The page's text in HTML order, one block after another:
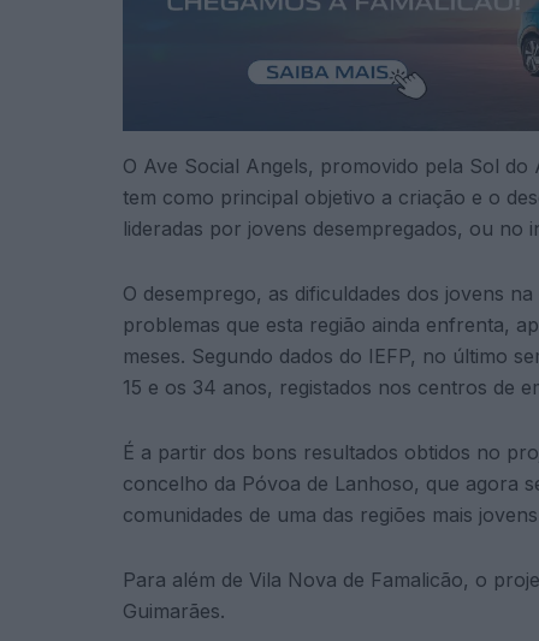
O Ave Social Angels, promovido pela Sol do
tem como principal objetivo a criação e o
lideradas por jovens desempregados, ou no
O desemprego, as dificuldades dos jovens
problemas que esta região ainda enfrenta,
meses. Segundo dados do IEFP, no último
15 e os 34 anos, registados nos centros de
É a partir dos bons resultados obtidos no
concelho da Póvoa de Lanhoso, que agora
comunidades de uma das regiões mais
Para além de Vila Nova de Famalicão, o
Guimarães.